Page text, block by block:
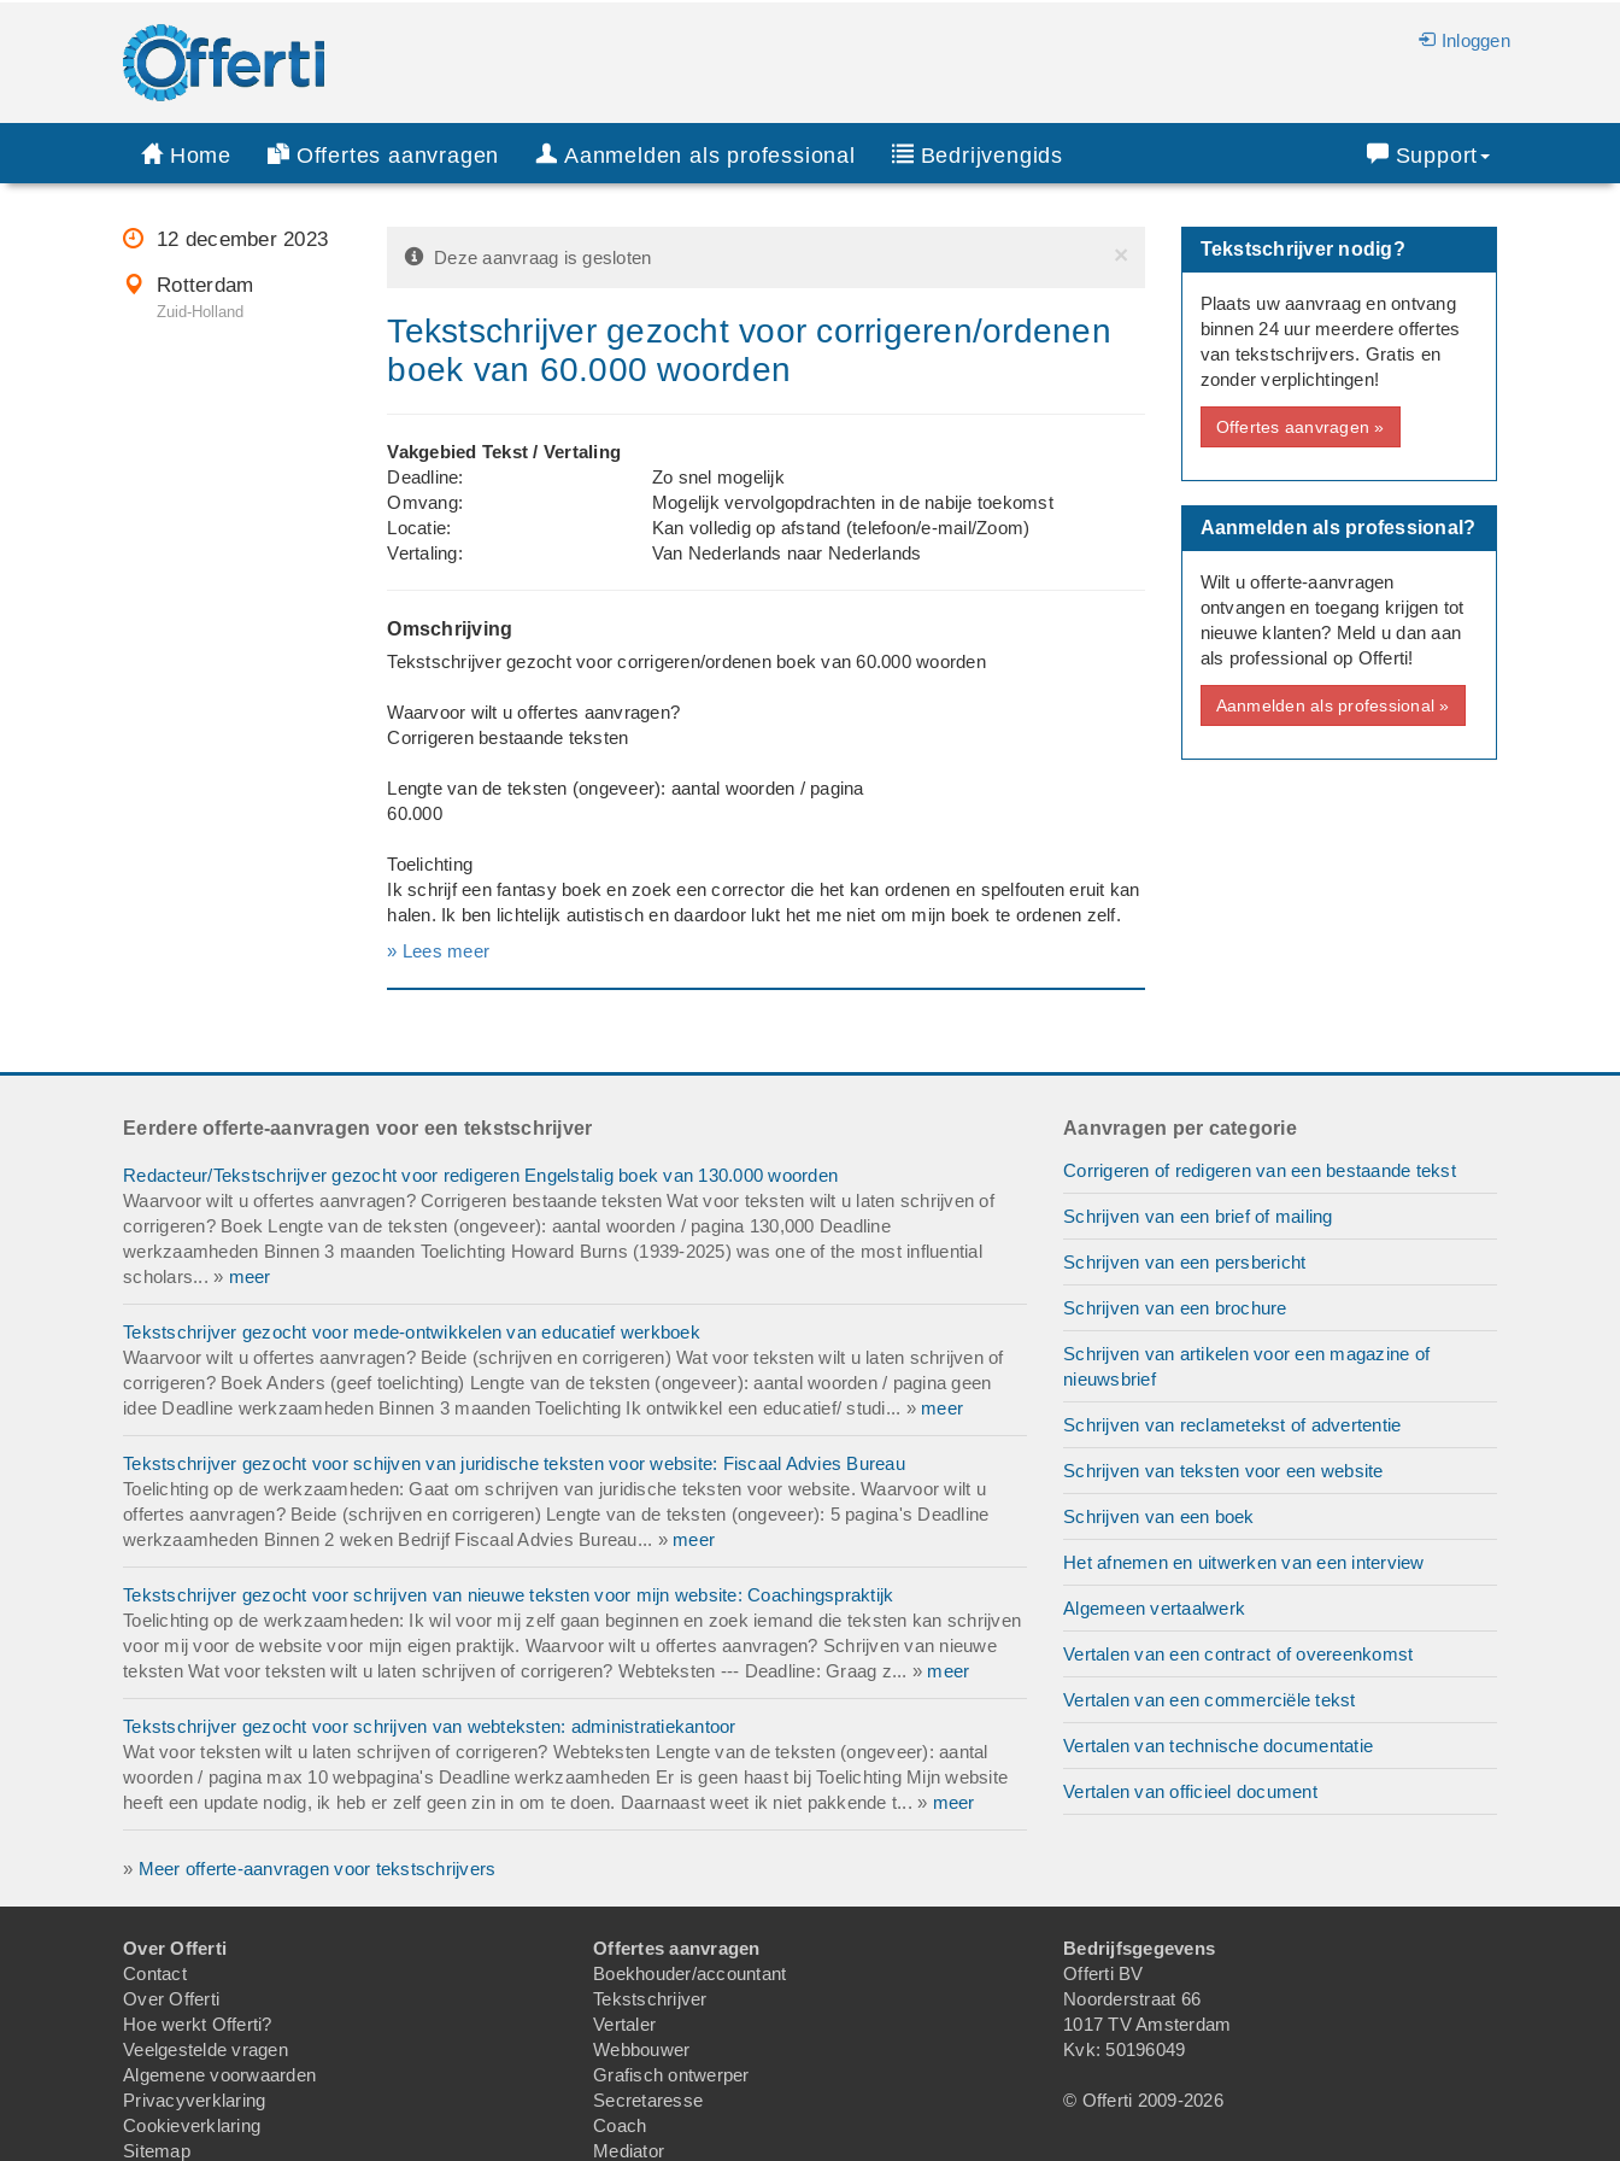
Inloggen
Home Offertes aanvragen Aanmelden als professional Bedrijvengids Support
12 december 2023
Rotterdam
Zuid-Holland
×
Deze aanvraag is gesloten
Tekstschrijver gezocht voor corrigeren/ordenen
boek van 60.000 woorden
Vakgebied Tekst / Vertaling
Deadline:
Zo snel mogelijk
Omvang:
Mogelijk vervolgopdrachten in de nabije toekomst
Locatie:
Kan volledig op afstand (telefoon/e-mail/Zoom)
Vertaling:
Van Nederlands naar Nederlands
Omschrijving
Tekstschrijver gezocht voor corrigeren/ordenen boek van 60.000 woorden
Waarvoor wilt u offertes aanvragen?
Corrigeren bestaande teksten
Lengte van de teksten (ongeveer): aantal woorden / pagina
60.000
Toelichting
Ik schrijf een fantasy boek en zoek een corrector die het kan ordenen en spelfouten eruit kan
halen. Ik ben lichtelijk autistisch en daardoor lukt het me niet om mijn boek te ordenen zelf.
---
» Lees meer
Tekstschrijver nodig?
Plaats uw aanvraag en ontvang
binnen 24 uur meerdere offertes
van tekstschrijvers. Gratis en
zonder verplichtingen!
Offertes aanvragen »
Aanmelden als professional?
Wilt u offerte-aanvragen
ontvangen en toegang krijgen tot
nieuwe klanten? Meld u dan aan
als professional op Offerti!
Aanmelden als professional »
Eerdere offerte-aanvragen voor een tekstschrijver
Redacteur/Tekstschrijver gezocht voor redigeren Engelstalig boek van 130.000 woorden
Waarvoor wilt u offertes aanvragen? Corrigeren bestaande teksten Wat voor teksten wilt u laten schrijven of
corrigeren? Boek Lengte van de teksten (ongeveer): aantal woorden / pagina 130,000 Deadline
werkzaamheden Binnen 3 maanden Toelichting Howard Burns (1939-2025) was one of the most influential
scholars... » meer
Tekstschrijver gezocht voor mede-ontwikkelen van educatief werkboek
Waarvoor wilt u offertes aanvragen? Beide (schrijven en corrigeren) Wat voor teksten wilt u laten schrijven of
corrigeren? Boek Anders (geef toelichting) Lengte van de teksten (ongeveer): aantal woorden / pagina geen
idee Deadline werkzaamheden Binnen 3 maanden Toelichting Ik ontwikkel een educatief/ studi... » meer
Tekstschrijver gezocht voor schijven van juridische teksten voor website: Fiscaal Advies Bureau
Toelichting op de werkzaamheden: Gaat om schrijven van juridische teksten voor website. Waarvoor wilt u
offertes aanvragen? Beide (schrijven en corrigeren) Lengte van de teksten (ongeveer): 5 pagina's Deadline
werkzaamheden Binnen 2 weken Bedrijf Fiscaal Advies Bureau... » meer
Tekstschrijver gezocht voor schrijven van nieuwe teksten voor mijn website: Coachingspraktijk
Toelichting op de werkzaamheden: Ik wil voor mij zelf gaan beginnen en zoek iemand die teksten kan schrijven
voor mij voor de website voor mijn eigen praktijk. Waarvoor wilt u offertes aanvragen? Schrijven van nieuwe
teksten Wat voor teksten wilt u laten schrijven of corrigeren? Webteksten --- Deadline: Graag z... » meer
Tekstschrijver gezocht voor schrijven van webteksten: administratiekantoor
Wat voor teksten wilt u laten schrijven of corrigeren? Webteksten Lengte van de teksten (ongeveer): aantal
woorden / pagina max 10 webpagina's Deadline werkzaamheden Er is geen haast bij Toelichting Mijn website
heeft een update nodig, ik heb er zelf geen zin in om te doen. Daarnaast weet ik niet pakkende t... » meer
» Meer offerte-aanvragen voor tekstschrijvers
Aanvragen per categorie
Corrigeren of redigeren van een bestaande tekst
Schrijven van een brief of mailing
Schrijven van een persbericht
Schrijven van een brochure
Schrijven van artikelen voor een magazine of
nieuwsbrief
Schrijven van reclametekst of advertentie
Schrijven van teksten voor een website
Schrijven van een boek
Het afnemen en uitwerken van een interview
Algemeen vertaalwerk
Vertalen van een contract of overeenkomst
Vertalen van een commerciële tekst
Vertalen van technische documentatie
Vertalen van officieel document
Over Offerti
Contact
Over Offerti
Hoe werkt Offerti?
Veelgestelde vragen
Algemene voorwaarden
Privacyverklaring
Cookieverklaring
Sitemap
Offertes aanvragen
Boekhouder/accountant
Tekstschrijver
Vertaler
Webbouwer
Grafisch ontwerper
Secretaresse
Coach
Mediator
Bedrijfsgegevens
Offerti BV
Noorderstraat 66
1017 TV Amsterdam
Kvk: 50196049
© Offerti 2009-2026